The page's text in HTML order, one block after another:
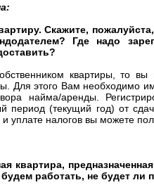
Скажите,
Где надо
квартиры, то
Для этого Вам необходимо
найма/аренды.
период (текущий год) от
уплате налогов вы можете
квартира,
работать, не будет ли